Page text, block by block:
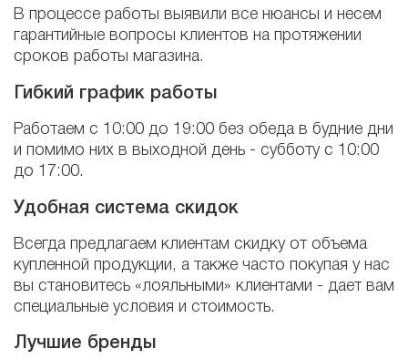
В процессе работы выявили все нюансы и несем
гарантийные вопросы клиентов на протяжении
сроков работы магазина.
Гибкий график работы
Работаем с 10:00 до 19:00 без обеда в будние дни
и помимо них в выходной день - субботу с 10:00
до 17:00.
Удобная система скидок
Всегда предлагаем клиентам скидку от объема
купленной продукции, а также часто покупая у нас
вы становитесь «лояльными» клиентами - дает вам
специальные условия и стоимость.
Лучшие бренды